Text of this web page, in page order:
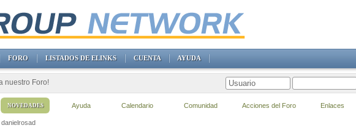
danielrosad
FORO LISTADOS DE ELINKS CUENTA AYUDA
nuestro Foro!
Ayuda Calendario Comunidad Acciones del Foro Enlaces
NOVEDADES